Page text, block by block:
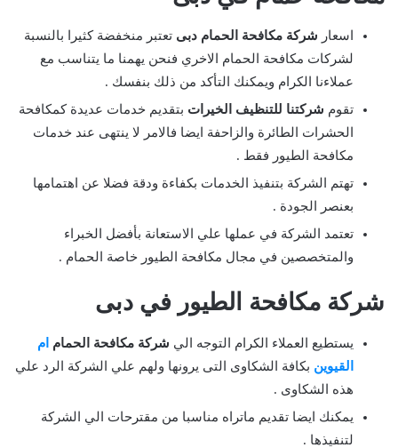
اسعار شركة مكافحة الحمام دبى تعتبر منخفضة كثيرا بالنسبة
لشركات مكافحة الحمام الاخري فنحن يهمنا ما يتناسب مع
عملاءنا الكرام ويمكنك التأكد من ذلك بنفسك .
تقوم شركتنا للتنظيف الخيرات بتقديم خدمات عديدة كمكافحة
الحشرات الطائرة والزاحفة ايضا فالامر لا ينتهى عند خدمات
مكافحة الطيور فقط .
تهتم الشركة بتنفيذ الخدمات بكفاءة ودقة فضلا عن اهتمامها
بعنصر الجودة .
تعتمد الشركة في عملها علي الاستعانة بأفضل الخبراء
والمتخصصين في مجال مكافحة الطيور خاصة الحمام .
شركة مكافحة الطيور في دبى
يستطيع العملاء الكرام التوجه الي شركة مكافحة الحمام ام
القيوين بكافة الشكاوى التى يرونها ولهم علي الشركة الرد علي
هذه الشكاوى .
يمكنك ايضا تقديم ماتراه مناسبا من مقترحات الي الشركة
لتنفيذها .